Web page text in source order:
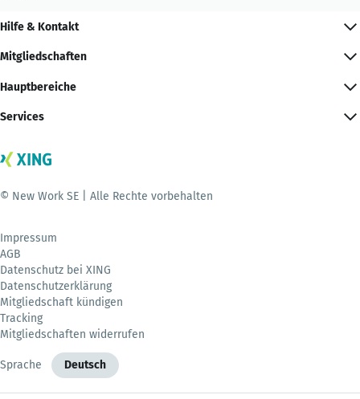
Hilfe & Kontakt
Mitgliedschaften
Hauptbereiche
Services
© New Work SE | Alle Rechte vorbehalten
Impressum
AGB
Datenschutz bei XING
Datenschutzerklärung
Mitgliedschaft kündigen
Tracking
Mitgliedschaften widerrufen
Sprache Deutsch